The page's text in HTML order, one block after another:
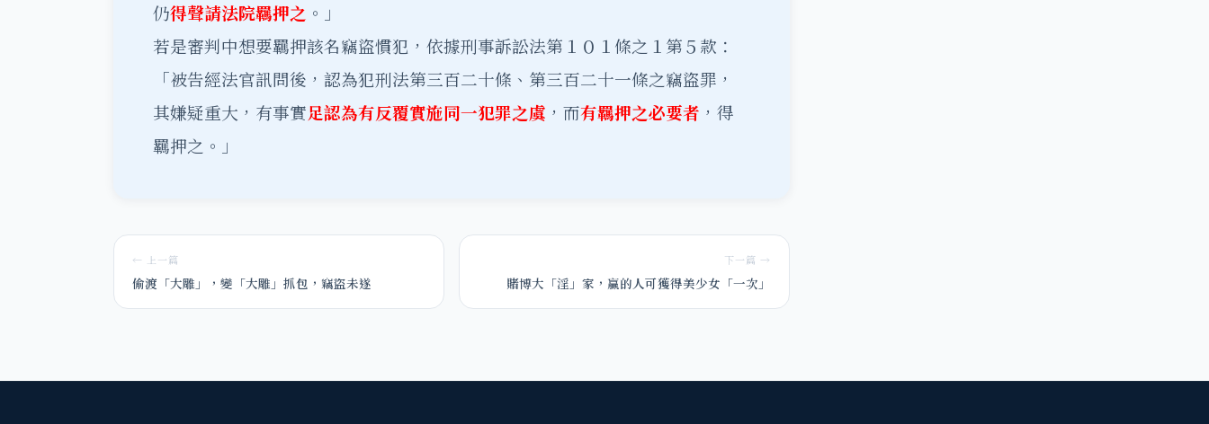
仍得聲請法院羈押之 。」
若是審判中想要羈押該名竊盜慣犯，依據刑事訴訟法第１０１條之１第５款：
「被告經法官訊問後，認為犯刑法第三百二十條、第三百二十一條之竊盜罪，
其嫌疑重大，有事實足認為有反覆實施同一犯罪之虞 ，而有羈押之必要者 ，得
羈押之。」
← 上一篇
偷渡「大雕」，變「大雕」抓包，竊盜未遂
下一篇 →
賭博大「淫」家，贏的人可獲得美少女「一次」